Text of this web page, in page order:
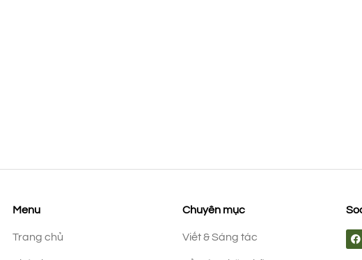
Menu
Trang chủ
Chuyên mục
Viết & Sáng tác